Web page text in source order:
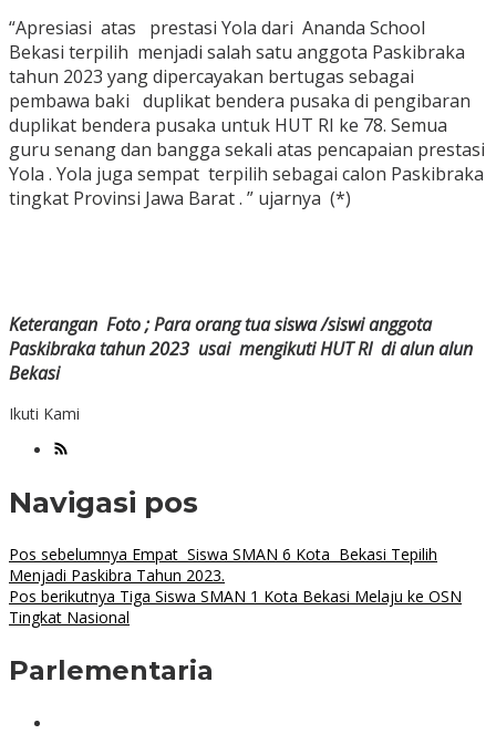
“Apresiasi atas prestasi Yola dari Ananda School
Bekasi terpilih menjadi salah satu anggota Paskibraka
tahun 2023 yang dipercayakan bertugas sebagai
pembawa baki duplikat bendera pusaka di pengibaran
duplikat bendera pusaka untuk HUT RI ke 78. Semua
guru senang dan bangga sekali atas pencapaian prestasi
Yola . Yola juga sempat terpilih sebagai calon Paskibraka
tingkat Provinsi Jawa Barat . ” ujarnya (*)
Keterangan Foto ; Para orang tua siswa /siswi anggota
Paskibraka tahun 2023 usai mengikuti HUT RI di alun alun
Bekasi
Ikuti Kami
Navigasi pos
Pos sebelumnya Empat Siswa SMAN 6 Kota Bekasi Tepilih
Menjadi Paskibra Tahun 2023.
Pos berikutnya Tiga Siswa SMAN 1 Kota Bekasi Melaju ke OSN
Tingkat Nasional
Parlementaria